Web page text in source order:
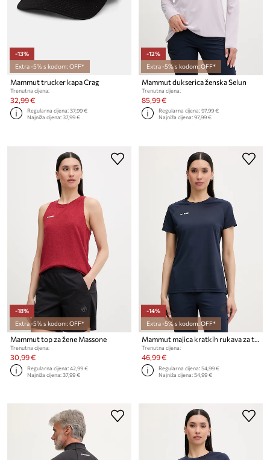
-13%
Extra -5% s kodom: OFF*
Mammut trucker kapa Crag
Trenutna cijena:
32,99 €
Regularna cijena:37,99 €
Najniža cijena:37,99 €
-12%
Extra -5% s kodom: OFF*
Mammut dukserica ženska Selun
Trenutna cijena:
85,99 €
Regularna cijena:97,99 €
Najniža cijena:97,99 €
-18%
Extra -5% s kodom: OFF*
Mammut top za žene Massone
Trenutna cijena:
30,99 €
Regularna cijena:42,99 €
Najniža cijena:37,99 €
-14%
Extra -5% s kodom: OFF*
Mammut majica kratkih rukava za trekking za žene Ducan
Trenutna cijena:
46,99 €
Regularna cijena:54,99 €
Najniža cijena:54,99 €